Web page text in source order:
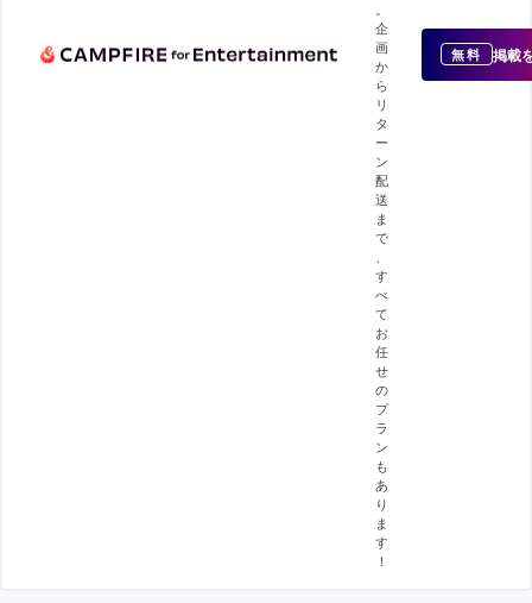
企
画
か
ら
リ
タ
ー
ン
配
送
ま
で
す
べ
て
お
任
せ
の
プ
ラ
ン
も
あ
り
ま
す
！
無料 掲載